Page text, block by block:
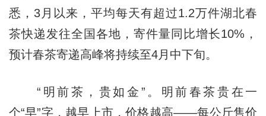
悉，3月以来，平均每天有超过1.2万件湖北春
茶快递发往全国各地，寄件量同比增长10%，
预计春茶寄递高峰将持续至4月中下旬。
“明前茶，贵如金”。明前春茶贵在一
个“早”字，越早上市，价格越高——每公斤售价